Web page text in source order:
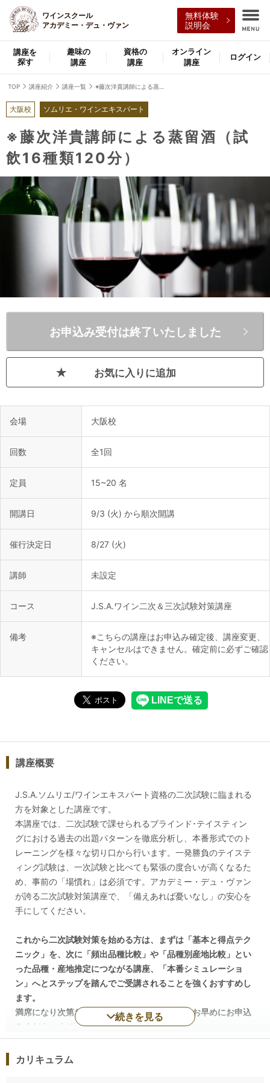
ワインスクール
アカデミー・デュ・ヴァン
無料体験
説明会
講座を
探す
趣味の
講座
資格の
講座
オンライン
講座
ログイン
TOP 講座紹介 講座一覧
大阪校 ソムリエ・ワインエキスパート
※藤次洋貴講師による蒸留酒（試
飲16種類120分）
お気に入りに追加
お申込み受付は終了いたしました
会場 大阪校
回数 全1回
定員 15~20 名
開講日 9/3 (火) から順次開講
催行決定日 8/27 (火)
講師 未設定
コース J.S.A.ワイン二次＆三次試験対策講座
備考
※こちらの講座はお申込み確定後、講座変更、
キャンセルはできません。確定前に必ずご確認
ください。
講座概要
J.S.A.ソムリエ/ワインエキスパート資格の二次試験に臨まれる
方を対象とした講座です。
本講座では、二次試験で課せられるブラインド･テイスティン
グにおける過去の出題パターンを徹底分析し、本番形式でのト
レーニングを様々な切り口から行います。一発勝負のテイステ
ィング試験は、一次試験と比べても緊張の度合いが高くなるた
め、事前の「場慣れ」は必須です。アカデミー・デュ・ヴァン
が誇る二次試験対策講座で、「備えあれば憂いなし」の安心を
手にしてください。
これから二次試験対策を始める方は、まずは「基本と得点テク
ニック」を、次に「頻出品種比較」や「品種別産地比較」とい
った品種・産地推定につながる講座、「本番シミュレーショ
ン」へとステップを踏んでご受講されることを強くおすすめし
ます。
満席になり次第お申込みを締め切りますので、お早めにお申込
みくださいませ。
その他、配点が高いスティルワイン以外のお酒を身に付ける講
続きを見る
カリキュラム